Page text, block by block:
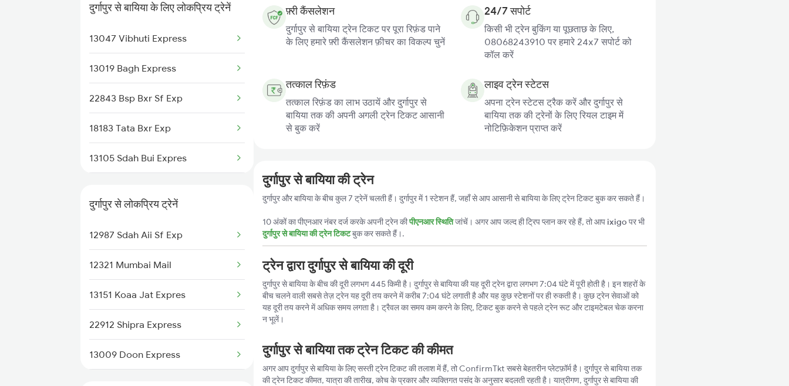
Durgapur to Bihta Trains
Durgapur to Bharatpur Trains
Durgapur to Bettiah Trains
Bihiya to Patna Trains
Bihiya to Bareilly Trains
Bihiya to Burdwan Trains
दुर्गापुर से बायिया के लिए लोकप्रिय ट्रेनें
13047 Vibhuti Express
13019 Bagh Express
22843 Bsp Bxr Sf Exp
18183 Tata Bxr Exp
13105 Sdah Bui Expres
दुर्गापुर से लोकप्रिय ट्रेनें
12987 Sdah Aii Sf Exp
12321 Mumbai Mail
13151 Koaa Jat Expres
22912 Shipra Express
13009 Doon Express
फ़्री कैंसलेशन
दुर्गापुर से बायिया ट्रेन टिकट पर पूरा रिफ़ंड पाने
के लिए हमारे फ़्री कैंसलेशन फ़ीचर का विकल्प चुनें
24/7 सपोर्ट
किसी भी ट्रेन बुकिंग या पूछताछ के लिए,
08068243910 पर हमारे 24x7 सपोर्ट को
कॉल करें
तत्काल रिफ़ंड
तत्काल रिफ़ंड का लाभ उठायें और दुर्गापुर से
बायिया तक की अपनी अगली ट्रेन टिकट आसानी
से बुक करें
लाइव ट्रेन स्टेटस
अपना ट्रेन स्टेटस ट्रैक करें और दुर्गापुर से
बायिया तक की ट्रेनों के लिए रियल टाइम में
नोटिफ़िकेशन प्राप्त करें
दुर्गापुर से बायिया की ट्रेन
दुर्गापुर और बायिया के बीच कुल 7 ट्रेनें चलती हैं। दुर्गापुर में 1 स्टेशन हैं, जहाँ से आप आसानी से बायिया के लिए ट्रेन टिकट बुक कर सकते हैं।
10 अंकों का पीएनआर नंबर दर्ज करके अपनी ट्रेन कीपीएनआर स्थितिजांचें। अगर आप जल्द ही ट्रिप प्लान कर रहे हैं, तो आप ixigoपर भी
दुर्गापुर से बायिया की ट्रेन टिकटबुक कर सकते हैं।.
ट्रेन द्वारा दुर्गापुर से बायिया की दूरी
दुर्गापुर से बायिया के बीच की दूरी लगभग 445 किमी है। दुर्गापुर से बायिया की यह दूरी ट्रेन द्वारा लगभग 7:04 घंटे में पूरी होती है। इन शहरों के
बीच चलने वाली सबसे तेज़ ट्रेन यह दूरी तय करने में करीब 7:04 घंटे लगाती है और यह कुछ स्टेशनों पर ही रुकती है। कुछ ट्रेन सेवाओं को
यह दूरी तय करने में अधिक समय लगता है। ट्रैवल का समय कम करने के लिए, टिकट बुक करने से पहले ट्रेन रूट और टाइमटेबल चेक करना
न भूलें।
दुर्गापुर से बायिया तक ट्रेन टिकट की कीमत
अगर आप दुर्गापुर से बायिया के लिए सस्ती ट्रेन टिकट की तलाश में हैं, तो ConfirmTkt सबसे बेहतरीन प्लेटफ़ॉर्म है। दुर्गापुर से बायिया तक
की ट्रेन टिकट कीमत, यात्रा की तारीख, कोच के प्रकार और व्यक्तिगत पसंद के अनुसार बदलती रहती है। यात्रीगण, दुर्गापुर से बायिया की